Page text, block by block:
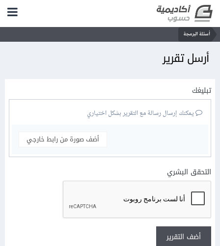
أسئلة البرمجة
أرسل تقرير
تبليغك
يمكنك إرسال رسالة مع التقرير بشكل اختياري
أضف صورة من رابط خارجي
التحقق البشري
أضف التقرير